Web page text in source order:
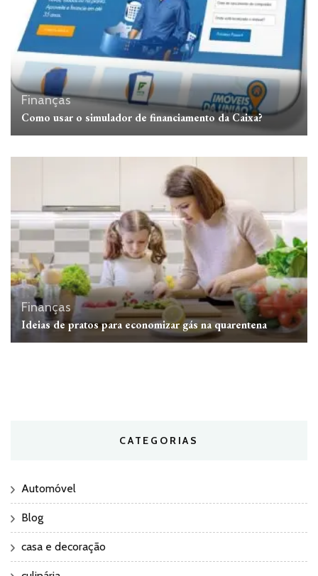
Finanças
Como usar o simulador de financiamento da Caixa?
Finanças
Ideias de pratos para economizar gás na quarentena
CATEGORIAS
Automóvel
Blog
casa e decoração